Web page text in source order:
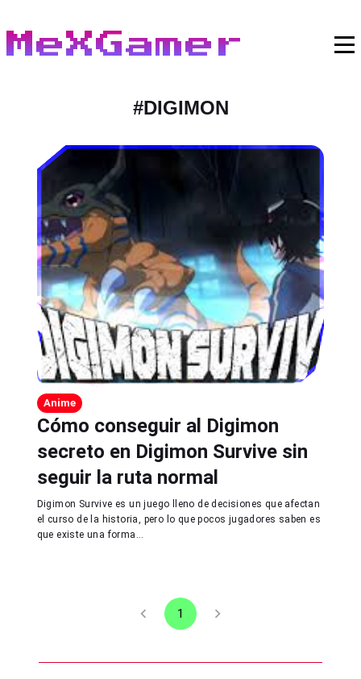
MeXGamer
#DIGIMON
Anime
Cómo conseguir al Digimon
secreto en Digimon Survive sin
seguir la ruta normal
Digimon Survive es un juego lleno de decisiones que afectan
el curso de la historia, pero lo que pocos jugadores saben es
que existe una forma...
1